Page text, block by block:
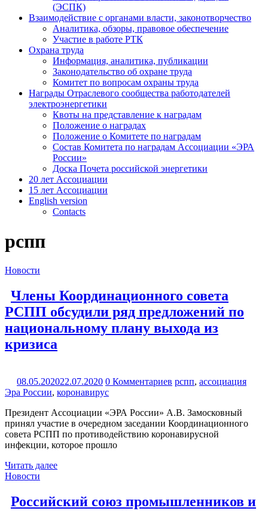
(ЭСПК)
Взаимодействие с органами власти, законотворчество
Аналитика, обзоры, правовое обеспечение
Участие в работе РТК
Охрана труда
Информация, аналитика, публикации
Законодательство об охране труда
Комитет по вопросам охраны труда
Награды Отраслевого сообщества работодателей
электроэнергетики
Квоты на представление к наградам
Положение о наградах
Положение о Комитете по наградам
Состав Комитета по наградам Ассоциации «ЭРА
России»
Доска Почета российской энергетики
20 лет Ассоциации
15 лет Ассоциации
English version
Contacts
рспп
Новости
Члены Координационного совета
РСПП обсудили ряд предложений по
национальному плану выхода из
кризиса
08.05.202022.07.2020 0 Комментариев рспп, ассоциация
Эра России, коронавирус
Президент Ассоциации «ЭРА России» А.В. Замосковный
принял участие в очередном заседании Координационного
совета РСПП по противодействию коронавирусной
инфекции, которое прошло
Читать далее
Новости
Российский союз промышленников и